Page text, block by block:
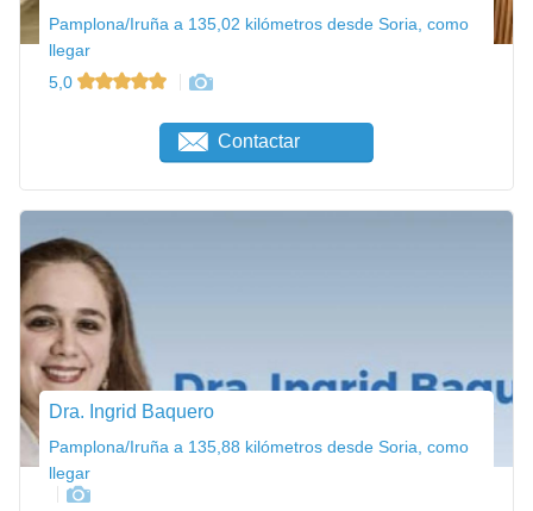
Pamplona/Iruña a 135,02 kilómetros desde Soria, como
llegar
5,0
Contactar
Dra. Ingrid Baquero
Pamplona/Iruña a 135,88 kilómetros desde Soria, como
llegar